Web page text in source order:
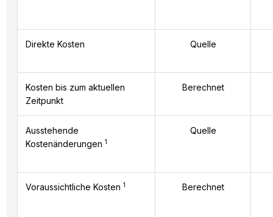
Direkte Kosten Quelle
Kosten bis zum aktuellen
Zeitpunkt
Berechnet
Ausstehende
Kostenänderungen1
Quelle
Voraussichtliche Kosten1 Berechnet